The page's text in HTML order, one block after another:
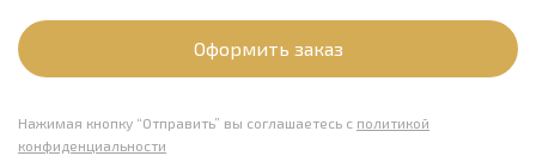
Оформить заказ
Нажимая кнопку “Отправить” вы соглашаетесь с политикой
конфиденциальности